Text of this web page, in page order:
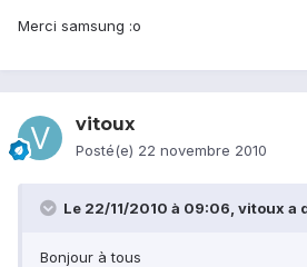
Merci samsung :o
vitoux
Posté(e) 22 novembre 2010
Le 22/11/2010 à 09:06, vitoux a
Bonjour à tous